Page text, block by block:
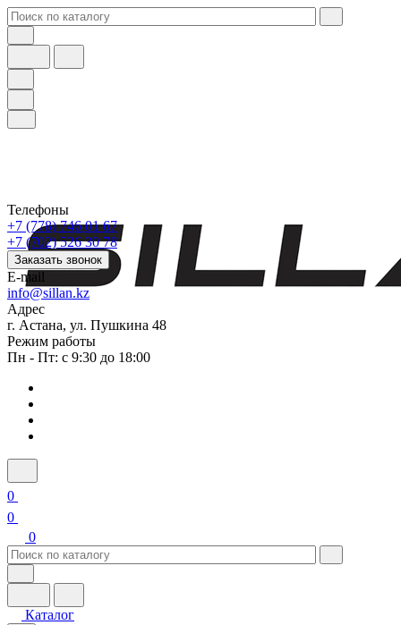
Телефоны
+7 (778) 746 01 67
+7 (702) 526 30 78
Заказать звонок
E-mail
info@sillan.kz
Адрес
г. Астана, ул. Пушкина 48
Режим работы
Пн - Пт: с 9:30 до 18:00
0
0
0
Каталог